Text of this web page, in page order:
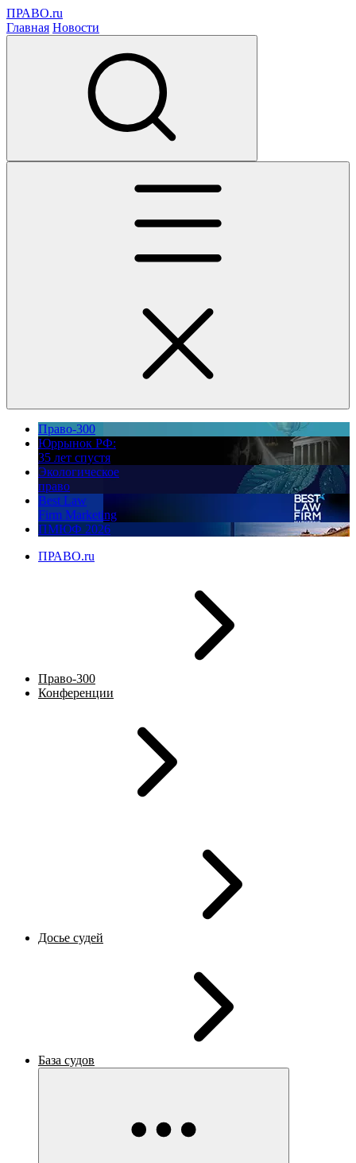
ПРАВО.ru
Главная Новости
Право-300
Юррынок РФ:
35 лет спустя
Экологическое
право
Best Law
Firm Marketing
ПМЮФ 2026
ПРАВО.ru
Право-300
Конференции
Досье судей
База судов